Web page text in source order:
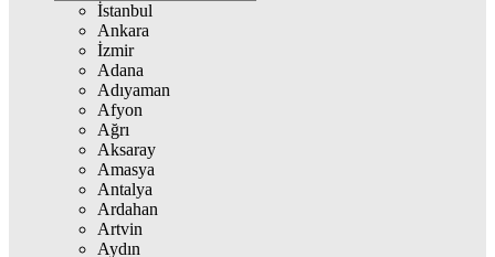
İstanbul
Ankara
İzmir
Adana
Adıyaman
Afyon
Ağrı
Aksaray
Amasya
Antalya
Ardahan
Artvin
Aydın